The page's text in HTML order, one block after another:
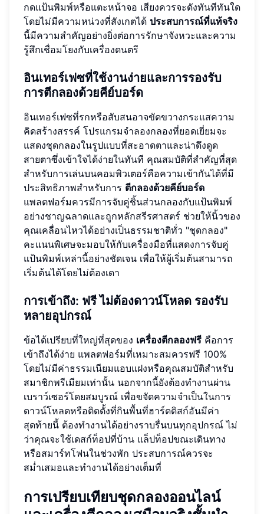
กดแป้นพิมพ์หรือแตะหน้าจอ เสียงควรจะดังทันทีทันใด
โดยไม่มีความหน่วงที่สังเกตได้ ประสบการณ์ที่แท้จริง
นี้มีความสำคัญอย่างยิ่งต่อการรักษาจังหวะและความ
รู้สึกเชื่อมโยงกับเครื่องดนตรี
อินเทอร์เฟซที่ใช้งานง่ายและการรองรับ
การตีกลองด้วยคีย์บอร์ด
อินเทอร์เฟซที่รกหรือสับสนอาจขัดขวางกระแสความ
คิดสร้างสรรค์ โปรแกรมจำลองกลองที่ยอดเยี่ยมจะ
แสดงชุดกลองในรูปแบบที่สะอาดตาและน่าดึงดูด
สายตาซึ่งเข้าใจได้ง่ายในทันที คุณสมบัติที่สำคัญที่สุด
สำหรับการเล่นบนคอมพิวเตอร์คือความเข้ากันได้ที่มี
ประสิทธิภาพสำหรับการ ตีกลองด้วยคีย์บอร์ด
แพลตฟอร์มควรมีการจับคู่ชิ้นส่วนกลองกับแป้นพิมพ์
อย่างชาญฉลาดและถูกหลักสรีรศาสตร์ ช่วยให้นิ้วของ
คุณเคลื่อนไหวได้อย่างเป็นธรรมชาติทั่ว "ชุดกลอง"
คะแนนพิเศษจะมอบให้กับเครื่องมือที่แสดงการจับคู่
แป้นพิมพ์เหล่านี้อย่างชัดเจน เพื่อให้ผู้เริ่มต้นสามารถ
เริ่มต้นได้โดยไม่ต้องเดา
การเข้าถึง: ฟรี ไม่ต้องดาวน์โหลด รองรับ
หลายอุปกรณ์
ข้อได้เปรียบที่ใหญ่ที่สุดของ เครื่องตีกลองฟรี คือการ
เข้าถึงได้ง่าย แพลตฟอร์มที่เหมาะสมควรฟรี 100%
โดยไม่มีค่าธรรมเนียมแอบแฝงหรือคุณสมบัติสำหรับ
สมาชิกพรีเมียมเท่านั้น นอกจากนี้ยังต้องทำงานผ่าน
เบราว์เซอร์โดยสมบูรณ์ เพื่อขจัดความจำเป็นในการ
ดาวน์โหลดหรือติดตั้งที่กินพื้นที่ฮาร์ดดิสก์อันมีค่า
สุดท้ายนี้ ต้องทำงานได้อย่างราบรื่นบนทุกอุปกรณ์ ไม่
ว่าคุณจะใช้เดสก์ท็อปที่บ้าน แล็ปท็อปขณะเดินทาง
หรือสมาร์ทโฟนในช่วงพัก ประสบการณ์ควรจะ
สม่ำเสมอและทำงานได้อย่างเต็มที่
การเปรียบเทียบชุดกลองออนไลน์